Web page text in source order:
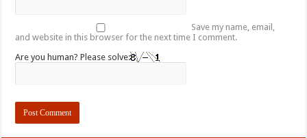
Save my name, email,
and website in this browser for the next time I comment.
Are you human? Please solve: